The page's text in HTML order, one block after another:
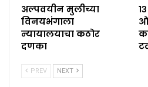
अल्पवयीन मुलीच्या
विनयभंगाला
न्यायालयाचा कठोर
दणका
PREV NEXT